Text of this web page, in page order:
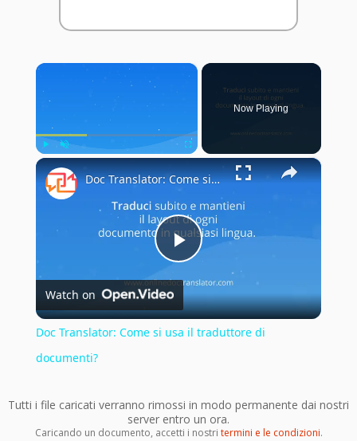
×
Play Unmute Fullscreen
Now Playing
×
Play
Video
Doc Translator: Come si usa il traduttore di documenti?
Watch on
Doc Translator: Come si usa il traduttore di
documenti?
Tutti i file caricati verranno rimossi in modo permanente dai nostri
server entro un ora.
Caricando un documento, accetti i nostri termini e le condizioni.